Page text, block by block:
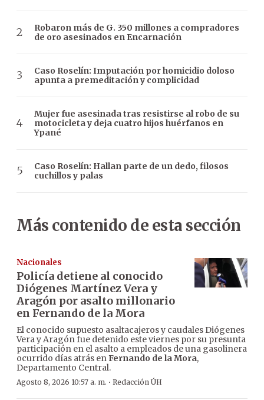
Robaron más de G. 350 millones a compradores
de oro asesinados en Encarnación
Caso Roselín: Imputación por homicidio doloso
apunta a premeditación y complicidad
Mujer fue asesinada tras resistirse al robo de su
motocicleta y deja cuatro hijos huérfanos en
Ypané
Caso Roselín: Hallan parte de un dedo, filosos
cuchillos y palas
Más contenido de esta sección
Nacionales
Policía detiene al conocido
Diógenes Martínez Vera y
Aragón por asalto millonario
en Fernando de la Mora
El conocido supuesto asaltacajeros y caudales Diógenes
Vera y Aragón fue detenido este viernes por su presunta
participación en el asalto a empleados de una gasolinera
ocurrido días atrás en Fernando de la Mora,
Departamento Central.
Agosto 8, 2026 10:57 a. m. · Redacción ÚH